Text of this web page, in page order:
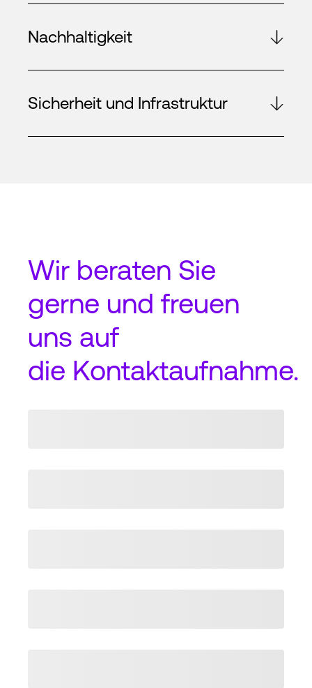
Nachhaltigkeit
Sicherheit und Infrastruktur
Wir beraten Sie
gerne und freuen
uns auf
die Kontaktaufnahme.